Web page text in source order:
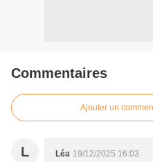
Commentaires
Ajouter un
L Léa 19/12/2025 16:03